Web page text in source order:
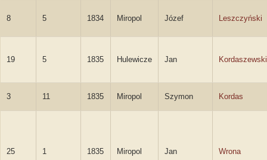
8 5 1834 Miropol Józef Leszczyński
19 5 1835 Hulewicze Jan Kordaszewski
3 11 1835 Miropol Szymon Kordas
25 1 1835 Miropol Jan Wrona